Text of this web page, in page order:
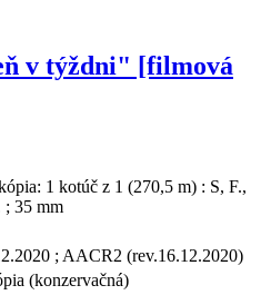
v týždni" [filmová
1 kotúč z 1 (270,5 m) : S, F.,
; 35 mm
; AACR2 (rev.16.12.2020)
(konzervačná)